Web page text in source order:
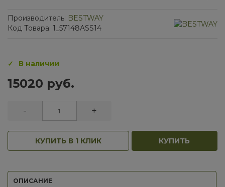
Производитель: BESTWAY
Код Товара: 1_57148ASS14
В наличии
15020 руб.
- +
КУПИТЬ В 1 КЛИК КУПИТЬ
ОПИСАНИЕ